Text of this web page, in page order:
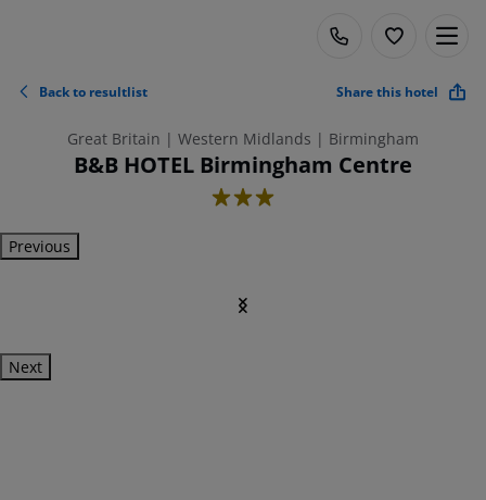
Back to resultlist Share this hotel
Great Britain | Western Midlands | Birmingham
B&B HOTEL Birmingham Centre
3
Previous
Next